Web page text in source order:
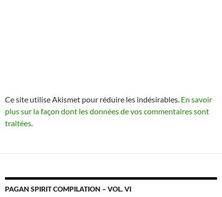
Ce site utilise Akismet pour réduire les indésirables. En savoir
plus sur la façon dont les données de vos commentaires sont
traitées.
PAGAN SPIRIT COMPILATION – VOL. VI